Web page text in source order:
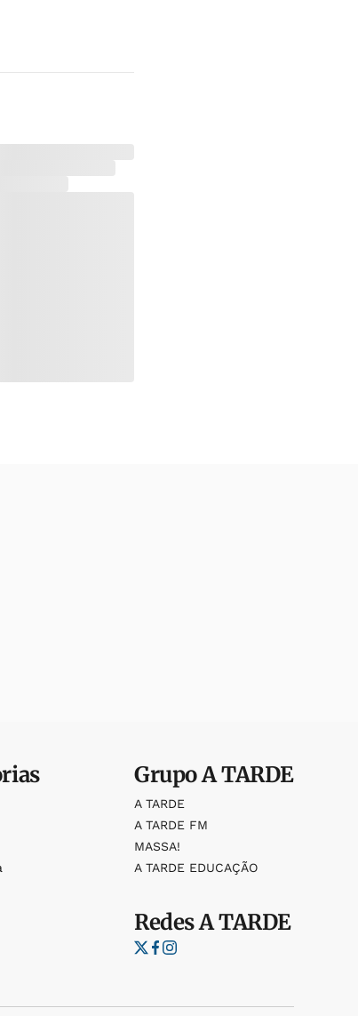
GrupoA TARDE
A TARDE
A TARDE FM
MASSA!
A TARDE EDUCAÇÃO
RedesA TARDE